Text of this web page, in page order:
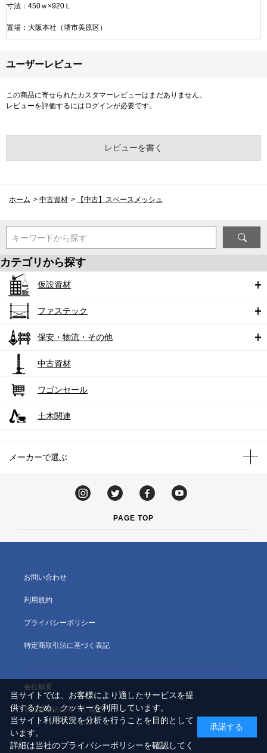
寸法：450ｗ×920Ｌ
置場：大阪本社（堺市美原区）
ユーザーレビュー
この商品に寄せられたカスタマーレビューはまだありません。
レビューを評価するには ログインが必要です。
レビューを書く
ホーム > 中古資材 > 【中古】スペースメッシュ
キーワードから探す
カテゴリから探す
仮設資材
ファステック
保安・物流・その他
中古資材
ワゴンセール
土木関連
メーカーで選ぶ
PAGE TOP
お問い合わせ
利用規約
プライバシーポリシー
特定商取引法に基づく表記
会社概要
古物営業法に基づく表記
当サイトでは、お客様により適したサービスを提
供するため、クッキーを利用しています。
当サイト利用状況を分析を行うことを目的として
います。
詳細は当社のプライバシーポリシーを確認してく
承諾する